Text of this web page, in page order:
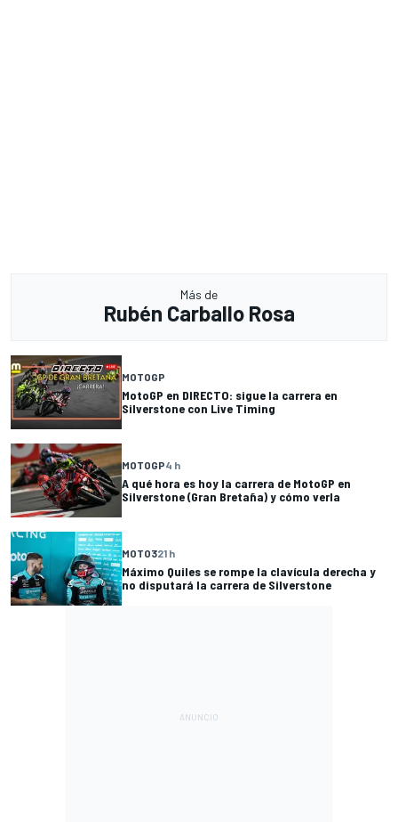
Más de
Rubén Carballo Rosa
MOTOGP
MotoGP en DIRECTO: sigue la carrera en
Silverstone con Live Timing
MOTOGP4 h
A qué hora es hoy la carrera de MotoGP en
Silverstone (Gran Bretaña) y cómo verla
MOTO321 h
Máximo Quiles se rompe la clavícula derecha y
no disputará la carrera de Silverstone